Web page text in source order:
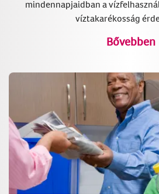
mindennapjaidban a
víztakarékosság
Bővebben